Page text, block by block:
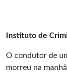
Instituto de
O condutor de
morreu na